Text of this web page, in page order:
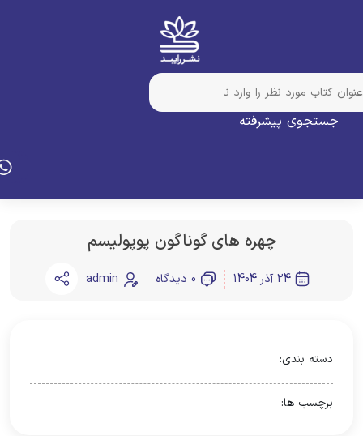
جستجوی پیشرفته
چهره های گوناگون پوپولیسم
24 آذر 1404 0 دیدگاه admin
دسته بندی:
برچسب ها: